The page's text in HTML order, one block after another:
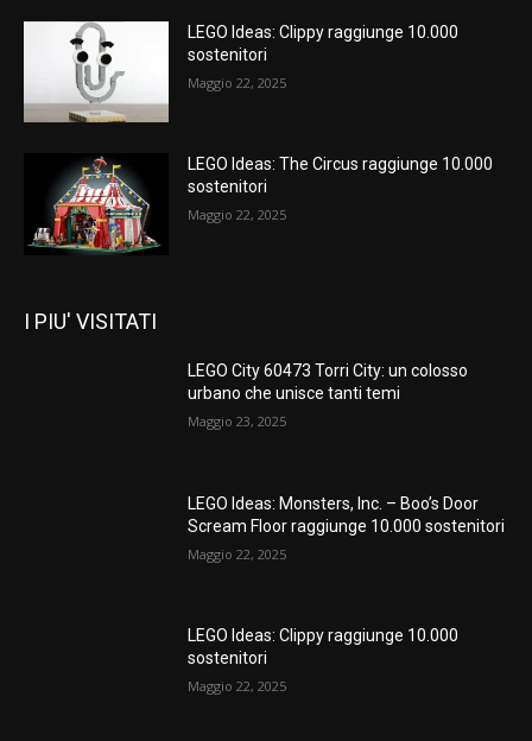
LEGO Ideas: Clippy raggiunge 10.000
sostenitori
Maggio 22, 2025
LEGO Ideas: The Circus raggiunge 10.000
sostenitori
Maggio 22, 2025
I PIU' VISITATI
LEGO City 60473 Torri City: un colosso
urbano che unisce tanti temi
Maggio 23, 2025
LEGO Ideas: Monsters, Inc. – Boo’s Door
Scream Floor raggiunge 10.000 sostenitori
Maggio 22, 2025
LEGO Ideas: Clippy raggiunge 10.000
sostenitori
Maggio 22, 2025